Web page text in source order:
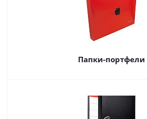
Папки-портфели